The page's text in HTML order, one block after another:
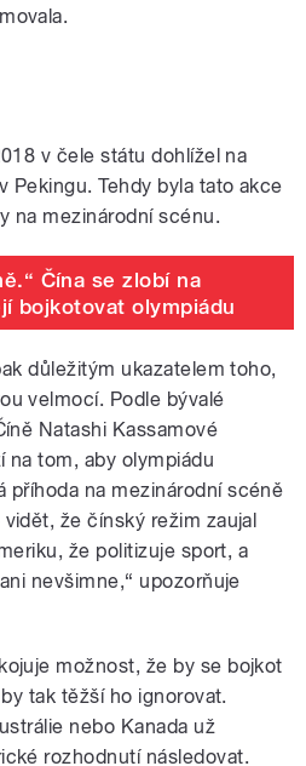
v čele státu dohlížel na
Pekingu. Tehdy byla tato akce
na mezinárodní scénu.
Čína se zlobí na
bojkotovat olympiádu
důležitým ukazatelem toho,
velmocí. Podle bývalé
Natashi Kassamové
na tom, aby olympiádu
příhoda na mezinárodní scéně
že čínský režim zaujal
že politizuje sport, a
nevšimne,“ upozorňuje
možnost, že by se bojkot
tak těžší ho ignorovat.
nebo Kanada už
rozhodnutí následovat.